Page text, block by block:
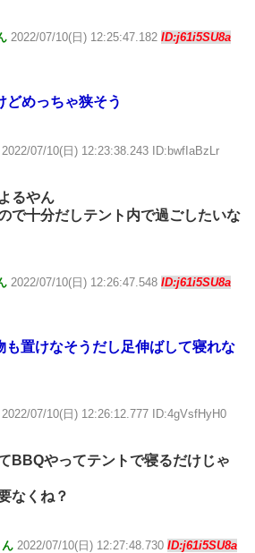
2022/07/10(日) 12:25:47.182 ID:j61i5SU8a
どめっちゃ狭そう
2022/07/10(日) 12:23:38.243 ID:bwfIaBzLr
るやん
で十分だしテント内で過ごしたいな
2022/07/10(日) 12:26:47.548 ID:j61i5SU8a
も置けなそうだし足伸ばして寝れな
2022/07/10(日) 12:26:12.777 ID:4gVsfHyH0
BBQやってテントで寝るだけじゃ
なくね？
2022/07/10(日) 12:27:48.730 ID:j61i5SU8a